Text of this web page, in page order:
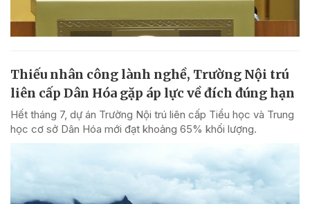
Thiếu nhân công lành nghề, Trường Nội trú
liên cấp Dân Hóa gặp áp lực về đích đúng hạn
Hết tháng 7, dự án Trường Nội trú liên cấp Tiểu học và Trung
học cơ sở Dân Hóa mới đạt khoảng 65% khối lượng.